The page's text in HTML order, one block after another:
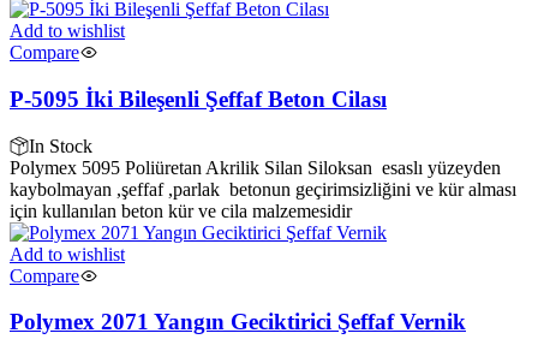
Add to wishlist
Compare
P-5095 İki Bileşenli Şeffaf Beton Cilası
In Stock
Polymex 5095 Poliüretan Akrilik Silan Siloksan esaslı yüzeyden
kaybolmayan ,şeffaf ,parlak betonun geçirimsizliğini ve kür alması
için kullanılan beton kür ve cila malzemesidir
Add to wishlist
Compare
Polymex 2071 Yangın Geciktirici Şeffaf Vernik